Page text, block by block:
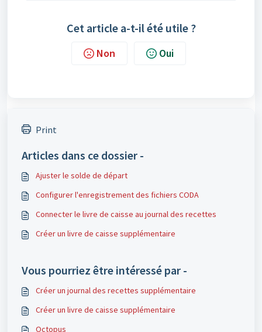
Cet article a-t-il été utile ?
Non Oui
Print
Articles dans ce dossier -
Ajuster le solde de départ
Configurer l'enregistrement des fichiers CODA
Connecter le livre de caisse au journal des recettes
Créer un livre de caisse supplémentaire
Vous pourriez être intéressé par -
Créer un journal des recettes supplémentaire
Créer un livre de caisse supplémentaire
Octopus